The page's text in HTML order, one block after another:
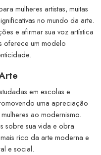
mulheres artistas, muitas
no mundo da arte.
e afirmar sua voz artística
oferece um modelo
em escolas e
uma apreciação
ao modernismo.
sobre sua vida e obra
rico da arte moderna e
e social.